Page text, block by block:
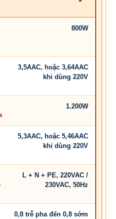
800W
3,5AAC, hoặc 3,64AAC
khi dùng 220V
1.200W
5,3AAC, hoặc 5,46AAC
khi dùng 220V
L + N + PE, 220VAC /
230VAC, 50Hz
0,8 trễ pha đến 0,8 sớm